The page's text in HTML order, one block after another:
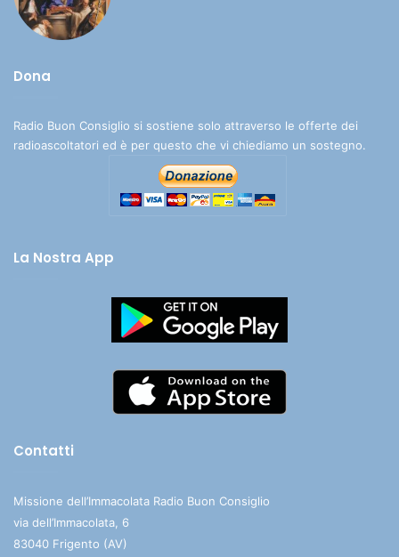
Dona
Radio Buon Consiglio si sostiene solo attraverso le offerte dei
radioascoltatori ed è per questo che vi chiediamo un sostegno.
La Nostra App
Contatti
Missione dell’Immacolata Radio Buon Consiglio
via dell’Immacolata, 6
83040 Frigento (AV)